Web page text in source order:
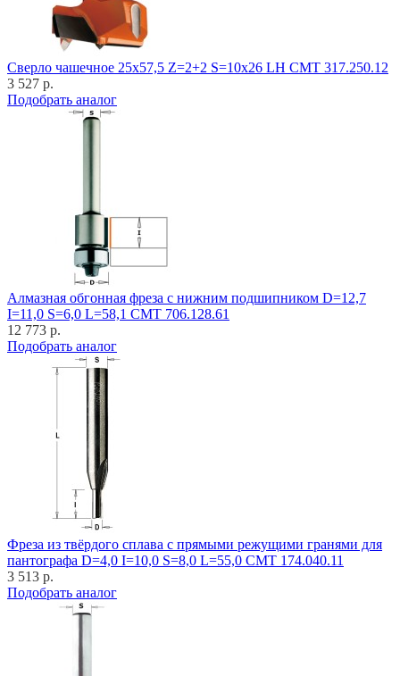
Cверло чашечное 25x57,5 Z=2+2 S=10x26 LH CMT 317.250.12
3 527 р.
Подобрать аналог
Алмазная обгонная фреза с нижним подшипником D=12,7
I=11,0 S=6,0 L=58,1 CMT 706.128.61
12 773 р.
Подобрать аналог
Фреза из твёрдого сплава с прямыми режущими гранями для
пантографа D=4,0 I=10,0 S=8,0 L=55,0 CMT 174.040.11
3 513 р.
Подобрать аналог